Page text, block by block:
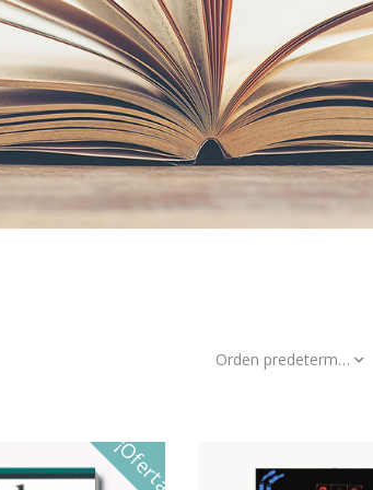
Orden predeterminado
¡Oferta!